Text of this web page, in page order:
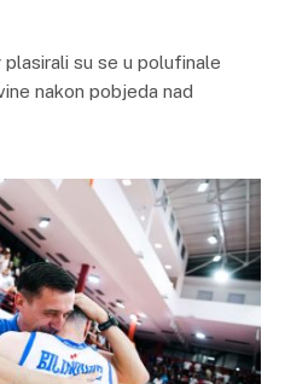
su se u polufinale
nakon pobjeda nad